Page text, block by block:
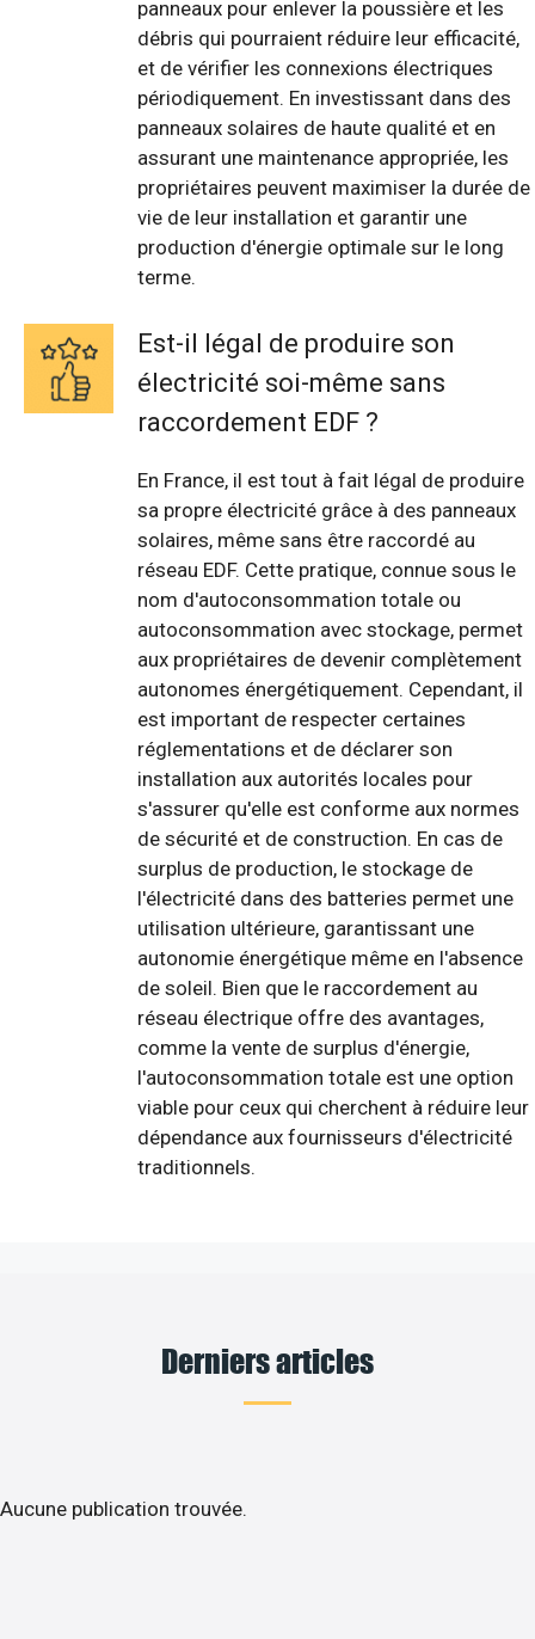
panneaux pour enlever la poussière et les
débris qui pourraient réduire leur efficacité,
et de vérifier les connexions électriques
périodiquement. En investissant dans des
panneaux solaires de haute qualité et en
assurant une maintenance appropriée, les
propriétaires peuvent maximiser la durée de
vie de leur installation et garantir une
production d'énergie optimale sur le long
terme.
Est-il légal de produire son
électricité soi-même sans
raccordement EDF ?
En France, il est tout à fait légal de produire
sa propre électricité grâce à des panneaux
solaires, même sans être raccordé au
réseau EDF. Cette pratique, connue sous le
nom d'autoconsommation totale ou
autoconsommation avec stockage, permet
aux propriétaires de devenir complètement
autonomes énergétiquement. Cependant, il
est important de respecter certaines
réglementations et de déclarer son
installation aux autorités locales pour
s'assurer qu'elle est conforme aux normes
de sécurité et de construction. En cas de
surplus de production, le stockage de
l'électricité dans des batteries permet une
utilisation ultérieure, garantissant une
autonomie énergétique même en l'absence
de soleil. Bien que le raccordement au
réseau électrique offre des avantages,
comme la vente de surplus d'énergie,
l'autoconsommation totale est une option
viable pour ceux qui cherchent à réduire leur
dépendance aux fournisseurs d'électricité
traditionnels.
Derniers articles
Aucune publication trouvée.